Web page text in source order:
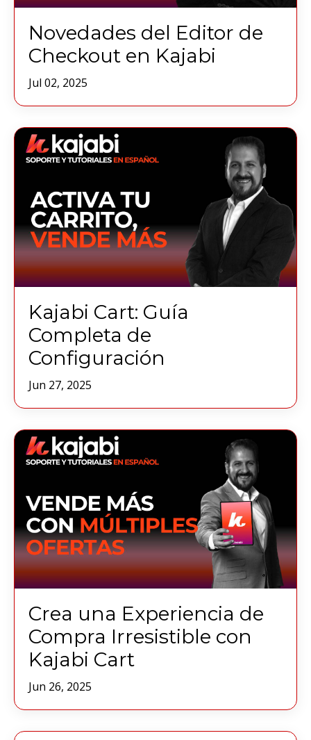
Novedades del Editor de
Checkout en Kajabi
Jul 02, 2025
Kajabi Cart: Guía
Completa de
Configuración
Jun 27, 2025
Crea una Experiencia de
Compra Irresistible con
Kajabi Cart
Jun 26, 2025